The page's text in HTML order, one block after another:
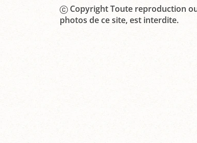
Copyright Toute reproduction
photos de ce site, est interdite.